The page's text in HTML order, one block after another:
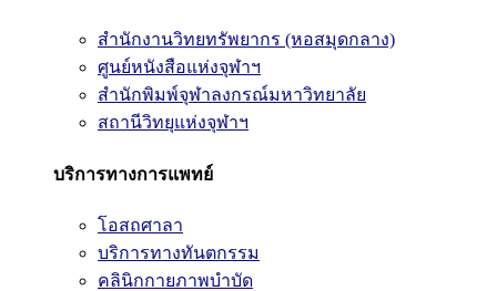
สำนักงานวิทยทรัพยากร (หอสมุดกลาง)
ศูนย์หนังสือแห่งจุฬาฯ
สำนักพิมพ์จุฬาลงกรณ์มหาวิทยาลัย
สถานีวิทยุแห่งจุฬาฯ
บริการทางการแพทย์
โอสถศาลา
บริการทางทันตกรรม
คลินิกกายภาพบำบัด